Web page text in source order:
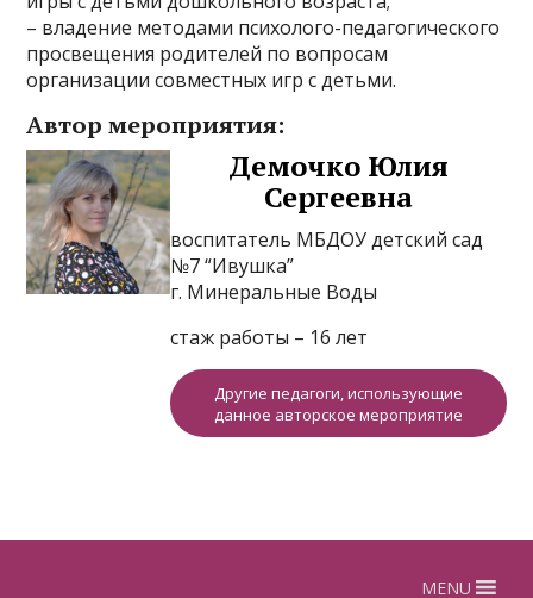
– владение методами психолого-педагогического
просвещения родителей по вопросам
организации совместных игр с детьми.
Автор мероприятия:
Демочко Юлия
Сергеевна
воспитатель МБДОУ детский сад
№7 “Ивушка”
г. Минеральные Воды
стаж работы – 16 лет
Другие педагоги, использующие
данное авторское мероприятие
MENU